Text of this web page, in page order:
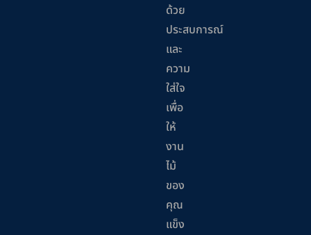
ด้วย
ประสบการณ์
และ
ความ
ใส่ใจ
เพื่อ
ให้
งาน
ไม้
ของ
คุณ
แข็ง